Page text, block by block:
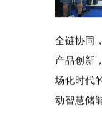
全链协同
产品创新
场化时代
动智慧储